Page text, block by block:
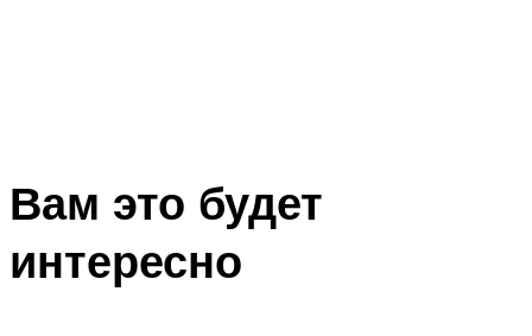
Вам это будет
интересно